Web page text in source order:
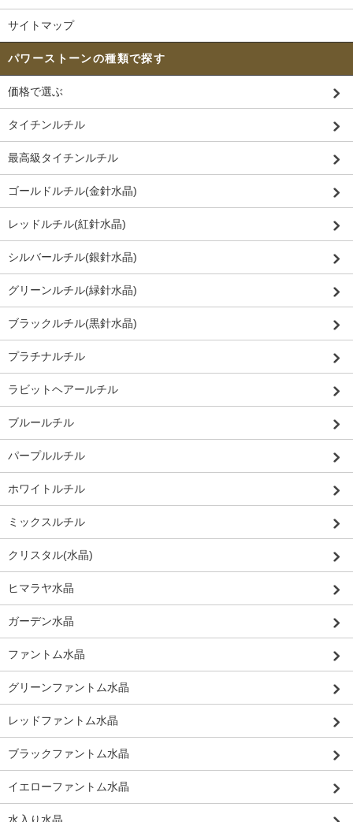
サイトマップ
パワーストーンの種類で探す
価格で選ぶ
タイチンルチル
最高級タイチンルチル
ゴールドルチル(金針水晶)
レッドルチル(紅針水晶)
シルバールチル(銀針水晶)
グリーンルチル(緑針水晶)
ブラックルチル(黒針水晶)
プラチナルチル
ラビットヘアールチル
ブルールチル
パープルルチル
ホワイトルチル
ミックスルチル
クリスタル(水晶)
ヒマラヤ水晶
ガーデン水晶
ファントム水晶
グリーンファントム水晶
レッドファントム水晶
ブラックファントム水晶
イエローファントム水晶